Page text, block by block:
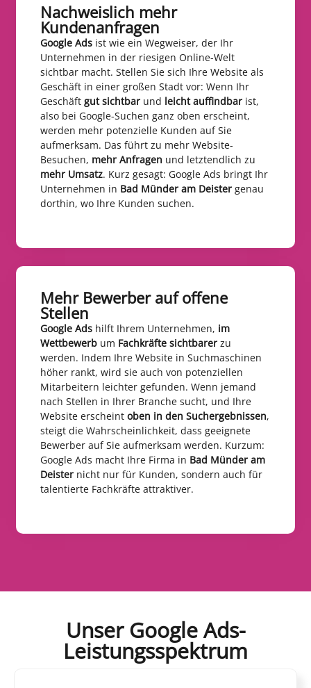
Nachweislich mehr
Kundenanfragen​
Google Ads ist wie ein Wegweiser, der Ihr
Unternehmen in der riesigen Online-Welt
sichtbar macht. Stellen Sie sich Ihre Website als
Geschäft in einer großen Stadt vor: Wenn Ihr
Geschäft gut sichtbar und leicht auffindbar ist,
also bei Google-Suchen ganz oben erscheint,
werden mehr potenzielle Kunden auf Sie
aufmerksam. Das führt zu mehr Website-
Besuchen, mehr Anfragen und letztendlich zu
mehr Umsatz. Kurz gesagt: Google Ads bringt Ihr
Unternehmen in Bad Münder am Deister genau
dorthin, wo Ihre Kunden suchen.
Mehr Bewerber auf offene
Stellen​
Google Ads hilft Ihrem Unternehmen, im
Wettbewerb um Fachkräfte sichtbarer zu
werden. Indem Ihre Website in Suchmaschinen
höher rankt, wird sie auch von potenziellen
Mitarbeitern leichter gefunden. Wenn jemand
nach Stellen in Ihrer Branche sucht, und Ihre
Website erscheint oben in den Suchergebnissen,
steigt die Wahrscheinlichkeit, dass geeignete
Bewerber auf Sie aufmerksam werden. Kurzum:
Google Ads macht Ihre Firma in Bad Münder am
Deister nicht nur für Kunden, sondern auch für
talentierte Fachkräfte attraktiver.
Unser Google Ads-
Leistungsspektrum